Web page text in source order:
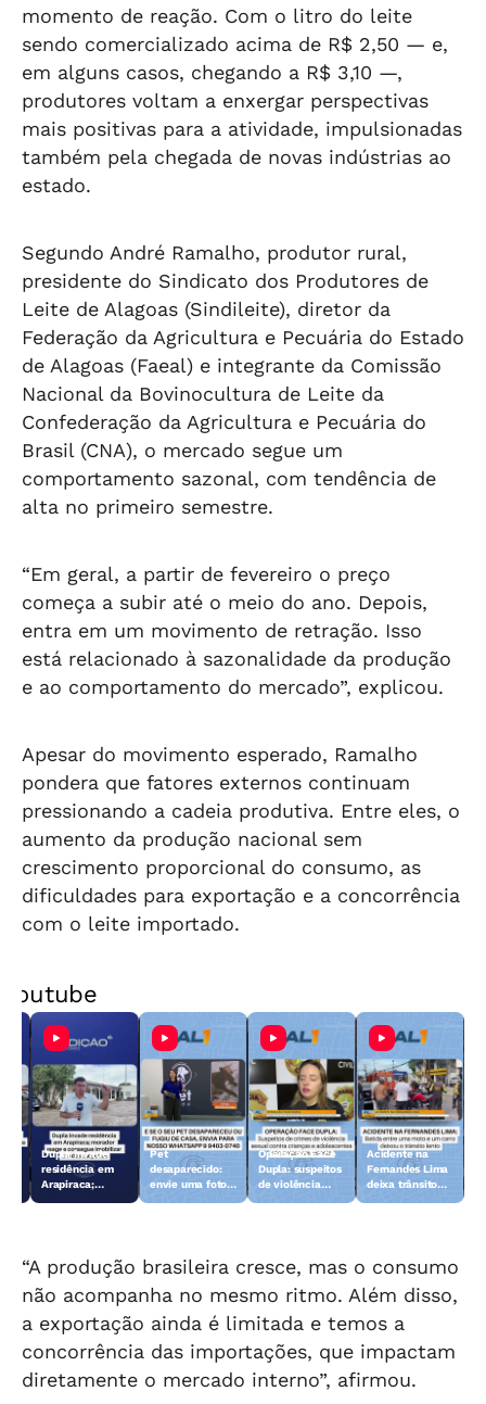
momento de reação. Com o litro do leite
sendo comercializado acima de R$ 2,50 — e,
em alguns casos, chegando a R$ 3,10 —,
produtores voltam a enxergar perspectivas
mais positivas para a atividade, impulsionadas
também pela chegada de novas indústrias ao
estado.
Segundo André Ramalho, produtor rural,
presidente do Sindicato dos Produtores de
Leite de Alagoas (Sindileite), diretor da
Federação da Agricultura e Pecuária do Estado
de Alagoas (Faeal) e integrante da Comissão
Nacional da Bovinocultura de Leite da
Confederação da Agricultura e Pecuária do
Brasil (CNA), o mercado segue um
comportamento sazonal, com tendência de
alta no primeiro semestre.
“Em geral, a partir de fevereiro o preço
começa a subir até o meio do ano. Depois,
entra em um movimento de retração. Isso
está relacionado à sazonalidade da produção
e ao comportamento do mercado”, explicou.
Apesar do movimento esperado, Ramalho
pondera que fatores externos continuam
pressionando a cadeia produtiva. Entre eles, o
aumento da produção nacional sem
crescimento proporcional do consumo, as
dificuldades para exportação e a concorrência
com o leite importado.
Dupla invade
residência em
Arapiraca;
Pet
desaparecido:
envie uma foto
Operação Face
Dupla: suspeitos
de violência
Acidente na
Fernandes Lima
deixa trânsito
“A produção brasileira cresce, mas o consumo
não acompanha no mesmo ritmo. Além disso,
a exportação ainda é limitada e temos a
concorrência das importações, que impactam
diretamente o mercado interno”, afirmou.